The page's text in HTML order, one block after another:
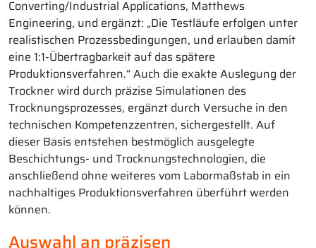
Converting/Industrial Applications, Matthews
Engineering, und ergänzt: „Die Testläufe erfolgen unter
realistischen Prozessbedingungen, und erlauben damit
eine 1:1-Übertragbarkeit auf das spätere
Produktionsverfahren.“ Auch die exakte Auslegung der
Trockner wird durch präzise Simulationen des
Trocknungsprozesses, ergänzt durch Versuche in den
technischen Kompetenzzentren, sichergestellt. Auf
dieser Basis entstehen bestmöglich ausgelegte
Beschichtungs- und Trocknungstechnologien, die
anschließend ohne weiteres vom Labormaßstab in ein
nachhaltiges Produktionsverfahren überführt werden
können.
Auswahl an präzisen